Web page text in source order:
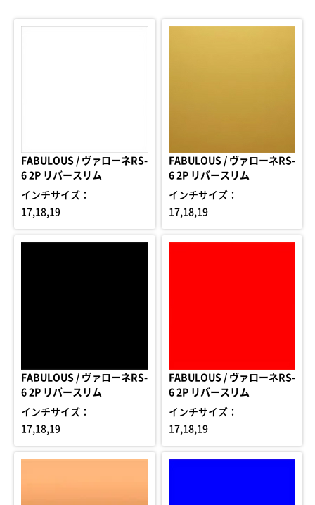
FABULOUS / ヴァローネRS-
6 2P リバースリム
インチサイズ：
17,18,19
FABULOUS / ヴァローネRS-
6 2P リバースリム
インチサイズ：
17,18,19
FABULOUS / ヴァローネRS-
6 2P リバースリム
インチサイズ：
17,18,19
FABULOUS / ヴァローネRS-
6 2P リバースリム
インチサイズ：
17,18,19